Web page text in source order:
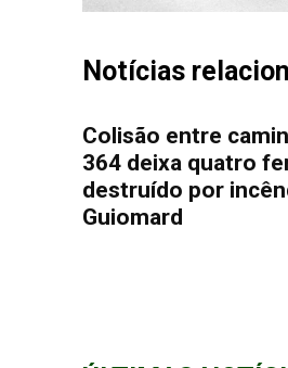
Notícias
Colisão entre
364 deixa quatro
destruído por
Guiomard